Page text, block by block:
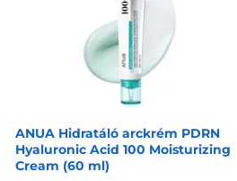
ANUA Hidratáló arckrém PDRN
Hyaluronic Acid 100 Moisturizing
Cream (60 ml)